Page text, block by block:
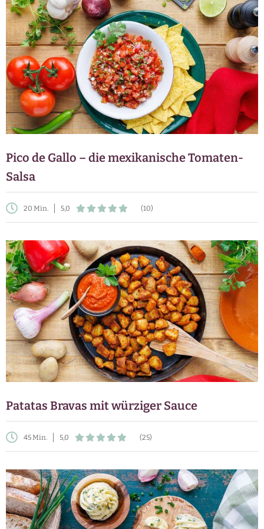
Pico de Gallo – die mexikanische Tomaten-
Salsa
20 Min. 5,0 (10)
Patatas Bravas mit würziger Sauce
45 Min. 5,0 (25)